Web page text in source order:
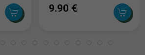
9.90 ‎€